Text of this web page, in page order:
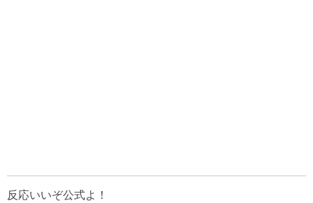
反応いいぞ公式よ！